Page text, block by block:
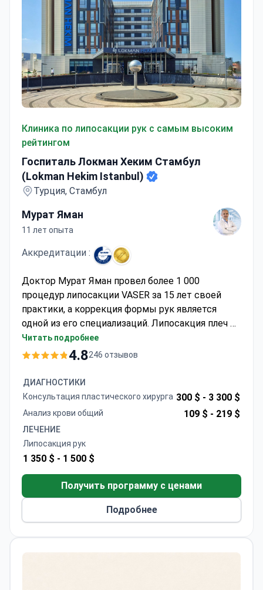
Клиника по липосакции рук с самым высоким
рейтингом
Госпиталь Локман Хеким Стамбул
(Lokman Hekim Istanbul)
Турция, Стамбул
Мурат Яман
11 лет опыта
Аккредитации :
Доктор Мурат Яман провел более 1 000
процедур липосакции VASER за 15 лет своей
практики, а коррекция формы рук является
одной из его специализаций. Липосакция плеч в
этой аккредитованной JCI клинике обычно
стоит около €1 500 — эта сумма, как правило,
в стационаре, проживание в отеле, трансфер и
полный послеоперационный уход. Клиника
имеет сертификаты JCI и ISO 9001, а уровень
рекомендаций пациентов составляет 94% на
основе более чем 149 отзывов. Доктор Яман
использует исключительно технологию VASER
для точного удаления жира с эффектом
подтяжки кожи.
Читать подробнее
4.8246 отзывов
ДИАГНОСТИКИ
Консультация пластического хирурга 300 $ - 3 300 $
Анализ крови общий 109 $ - 219 $
ЛЕЧЕНИЕ
Липосакция рук
1 350 $ - 1 500 $
Получить программу с ценами
Подробнее